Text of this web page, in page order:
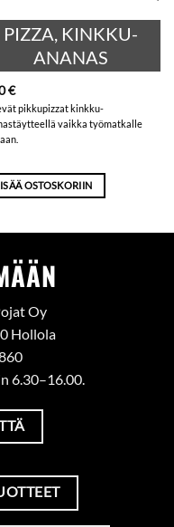
PIZZA, KINKKU-
ANANAS
€
pikkupizzat kinkku-
vaikka työmatkalle
OSTOSKORIIN
Oy
Hollola
6.30–16.00.